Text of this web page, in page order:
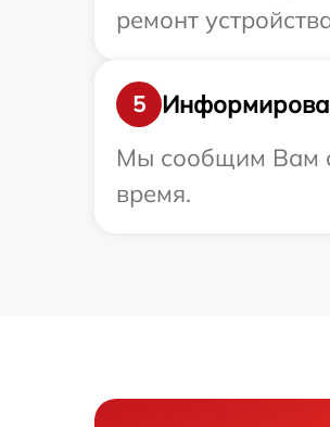
ремонт
5
Мы сообщим Вам о
время.